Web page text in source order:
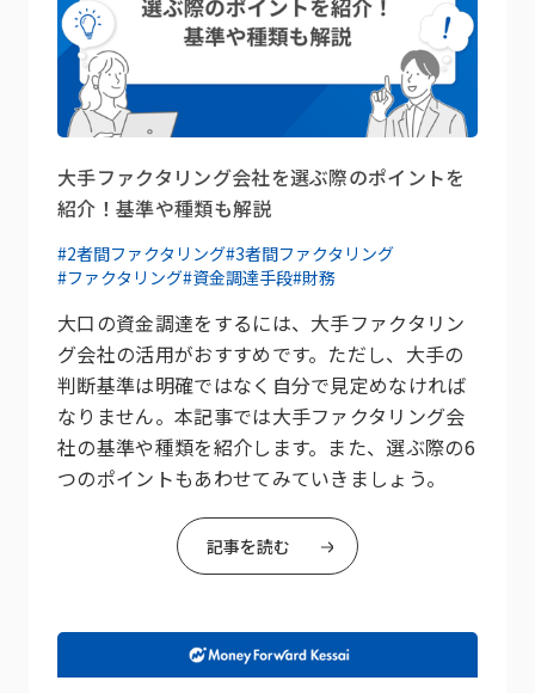
大手ファクタリング会社を選ぶ際のポイントを
紹介！基準や種類も解説
#2者間ファクタリング#3者間ファクタリング
#ファクタリング#資金調達手段#財務
大口の資金調達をするには、大手ファクタリン
グ会社の活用がおすすめです。ただし、大手の
判断基準は明確ではなく自分で見定めなければ
なりません。本記事では大手ファクタリング会
社の基準や種類を紹介します。また、選ぶ際の6
つのポイントもあわせてみていきましょう。
記事を読む